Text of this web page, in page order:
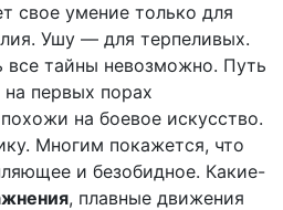
свое умение только для
Ушу — для терпеливых.
все тайны невозможно. Путь
первых порах
на боевое искусство.
Многим покажется, что
и безобидное. Какие-
, плавные движения